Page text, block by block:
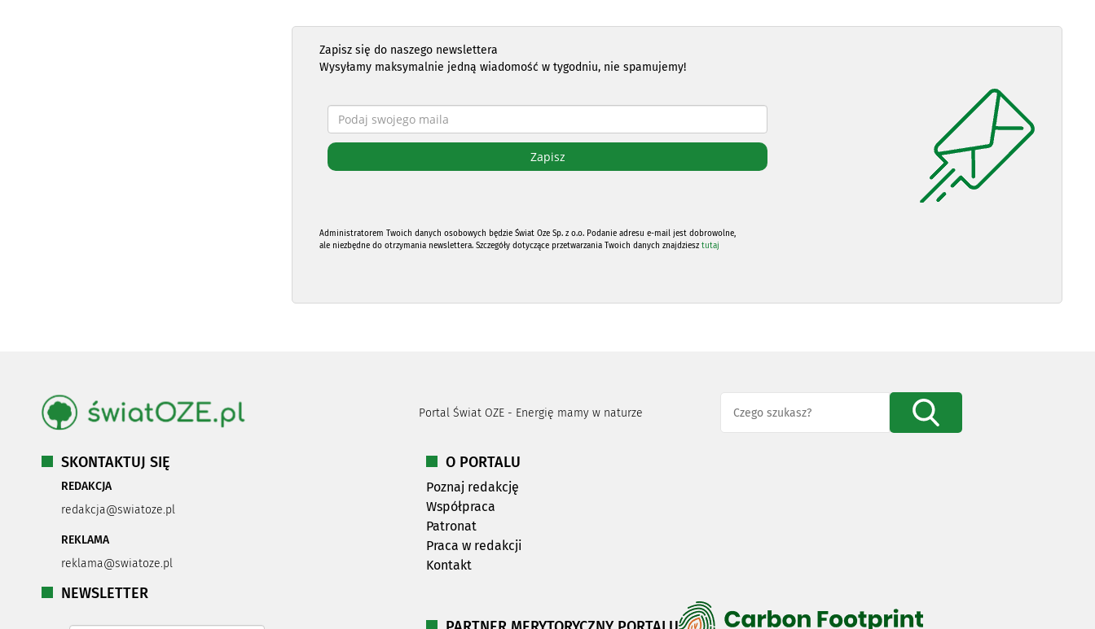
Zapisz się do naszego newslettera
Wysyłamy maksymalnie jedną wiadomość w tygodniu, nie spamujemy!
Administratorem Twoich danych osobowych będzie Świat Oze Sp. z o.o. Podanie adresu e-mail jest dobrowolne,
ale niezbędne do otrzymania newslettera. Szczegóły dotyczące przetwarzania Twoich danych znajdziesztutaj
Portal Świat OZE - Energię mamy w naturze
SKONTAKTUJ SIĘ
REDAKCJA
redakcja@swiatoze.pl
REKLAMA
reklama@swiatoze.pl
NEWSLETTER
O PORTALU
Poznaj redakcję
Współpraca
Patronat
Praca w redakcji
Kontakt